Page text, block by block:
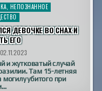
НЕПОЗНАННОЕ
ДЕВОЧКЕ ВО СНАХ И
ЕГО
и жутковатый случай
Там 15-летняя
убитого при